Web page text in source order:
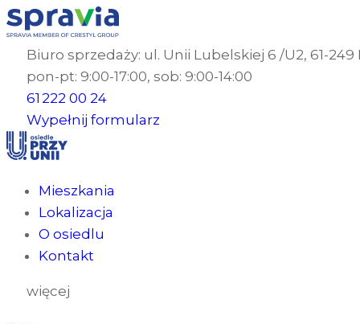
Biuro sprzedaży: ul. Unii Lubelskiej 6 /U2, 61-249
pon-pt: 9:00-17:00, sob: 9:00-14:00
61 222 00 24
Wypełnij formularz
Mieszkania
Lokalizacja
O osiedlu
Kontakt
więcej